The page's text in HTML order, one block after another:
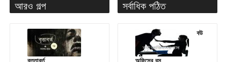
আরও গল্প সর্বাধিক পঠিত
বউ